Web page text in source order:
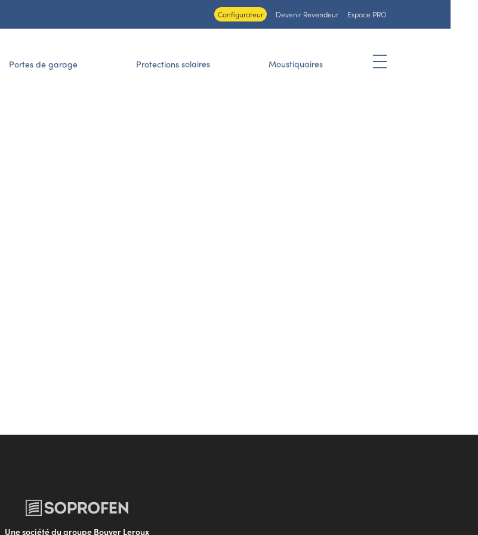
Configurateur Devenir Revendeur Espace PRO
Portes de garage Protections solaires Moustiquaires
Une société du groupe Bouyer Leroux